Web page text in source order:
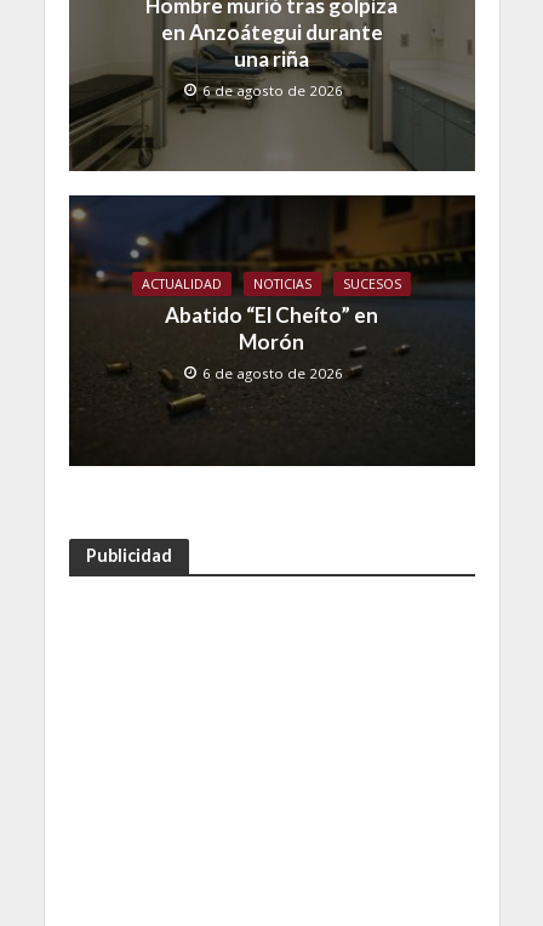
Hombre murió tras golpiza
en Anzoátegui durante
una riña
6 de agosto de 2026
ACTUALIDAD NOTICIAS SUCESOS
Abatido “El Cheíto” en
Morón
6 de agosto de 2026
Publicidad